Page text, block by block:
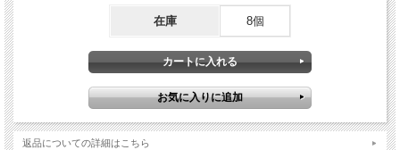
在庫 8個
返品についての詳細はこちら